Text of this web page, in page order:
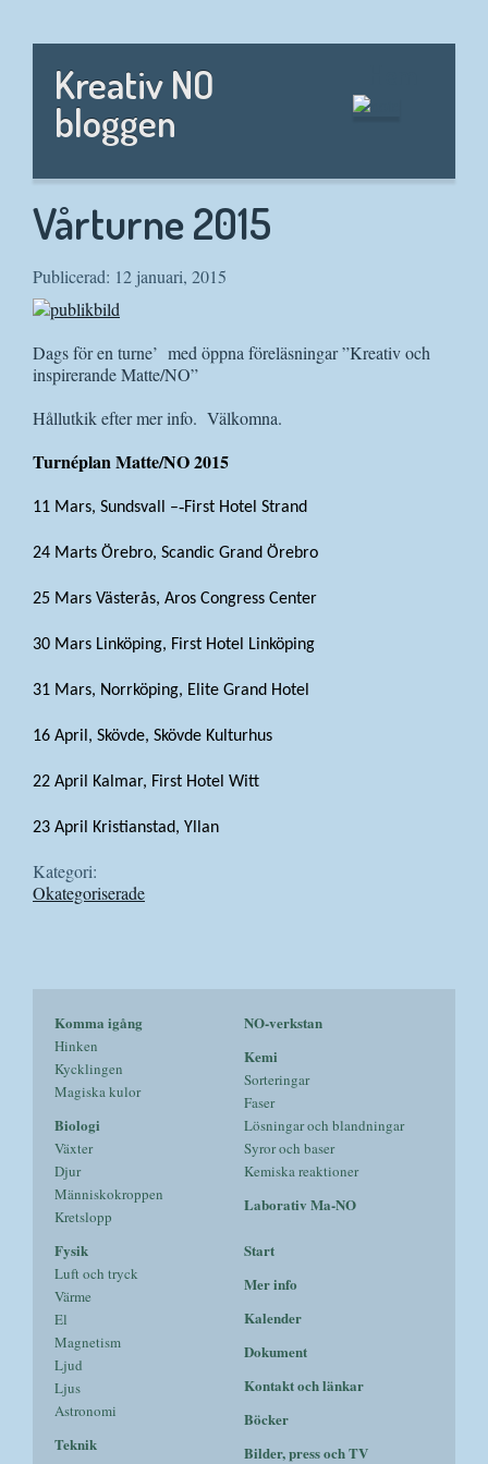
Kreativ NO
bloggen
Vårturne 2015
Publicerad: 12 januari, 2015
Dags för en turne’ med öppna föreläsningar ”Kreativ och
inspirerande Matte/NO”
Hållutkik efter mer info. Välkomna.
Turnéplan Matte/NO 2015
11 Mars, Sundsvall –‐First Hotel Strand
24 Marts Örebro, Scandic Grand Örebro
25 Mars Västerås, Aros Congress Center
30 Mars Linköping, First Hotel Linköping
31 Mars, Norrköping, Elite Grand Hotel
16 April, Skövde, Skövde Kulturhus
22 April Kalmar, First Hotel Witt
23 April Kristianstad, Yllan
Kategori:
Okategoriserade
Komma igång
Hinken
Kycklingen
Magiska kulor
Biologi
Växter
Djur
Människokroppen
Kretslopp
NO-verkstan
Kemi
Sorteringar
Faser
Lösningar och blandningar
Syror och baser
Kemiska reaktioner
Laborativ Ma-NO
Fysik
Luft och tryck
Värme
El
Magnetism
Ljud
Ljus
Astronomi
Teknik
Start
Mer info
Kalender
Dokument
Kontakt och länkar
Böcker
Bilder, press och TV